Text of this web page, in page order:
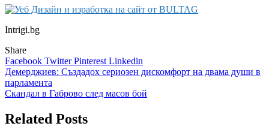
Intrigi.bg
Share
Facebook TwitterPinterest Linkedin
Навигация
Демерджиев: Създадох сериозен дискомфорт на двама души в
парламента
Скандал в Габрово след масов бой
Related Posts